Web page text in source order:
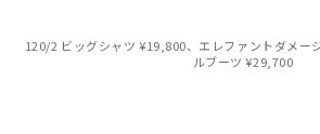
120/2 ビッグシャツ ¥19,800、エレファントダメー
ルブーツ ¥29,700